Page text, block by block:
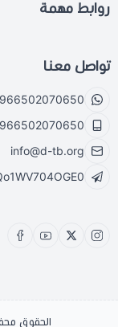
روابط مهمة
تواصل معنا
info@d-tb.org
الحقوق